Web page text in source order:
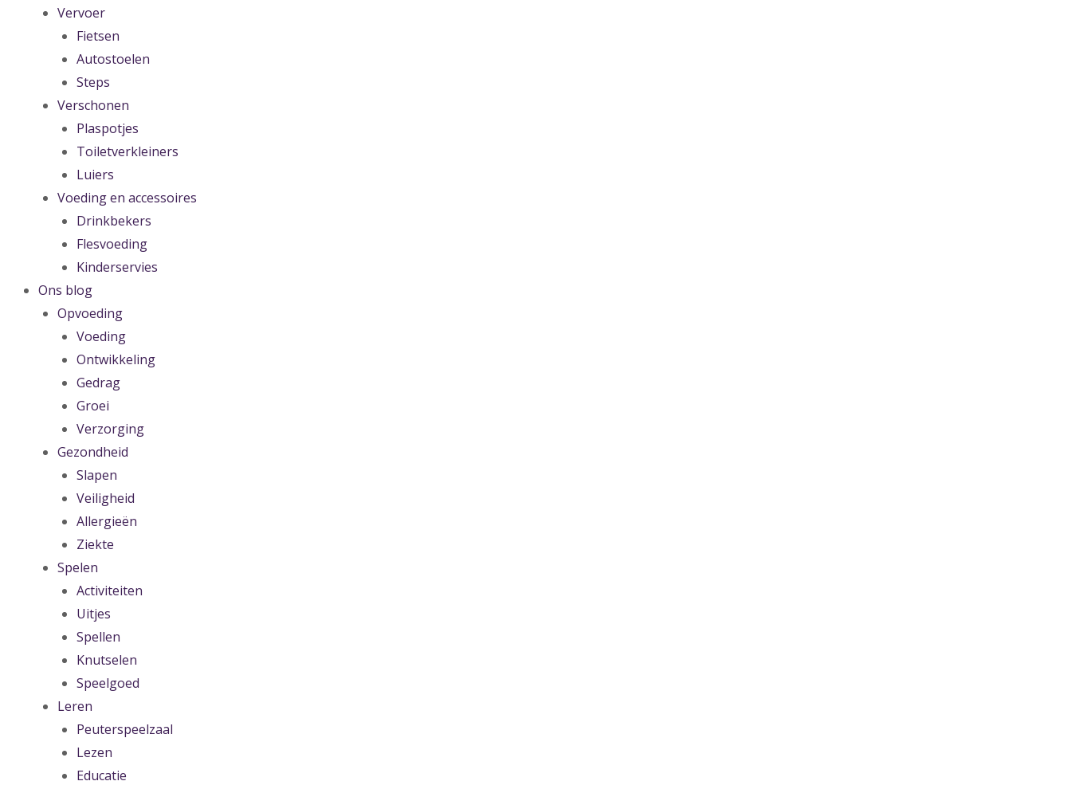
Vervoer
Fietsen
Autostoelen
Steps
Verschonen
Plaspotjes
Toiletverkleiners
Luiers
Voeding en accessoires
Drinkbekers
Flesvoeding
Kinderservies
Ons blog
Opvoeding
Voeding
Ontwikkeling
Gedrag
Groei
Verzorging
Gezondheid
Slapen
Veiligheid
Allergieën
Ziekte
Spelen
Activiteiten
Uitjes
Spellen
Knutselen
Speelgoed
Leren
Peuterspeelzaal
Lezen
Educatie